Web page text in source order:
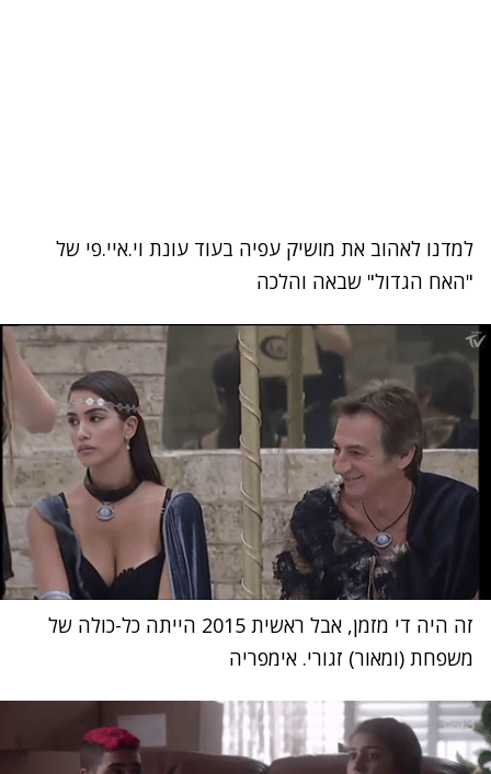
למדנו לאהוב את מושיק עפיה בעוד עונת וי.איי.פי של
"האח הגדול" שבאה והלכה
זה היה די מזמן, אבל ראשית 2015 הייתה כל-כולה של
משפחת (ומאור) זגורי. אימפריה